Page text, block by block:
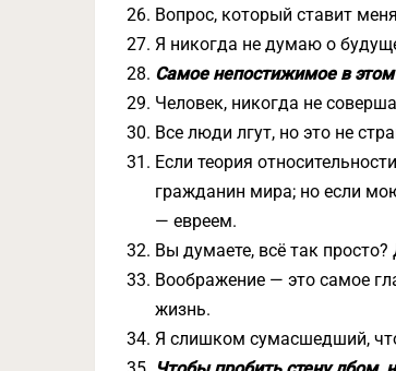
Вопрос, который ставит
Я никогда не думаю о
Самое непостижимое в
Человек, никогда не
Все люди лгут, но это не
Если теория
гражданин мира; но если
— евреем.
Вы думаете, всё так
Воображение — это самое
жизнь.
Я слишком сумасшедший,